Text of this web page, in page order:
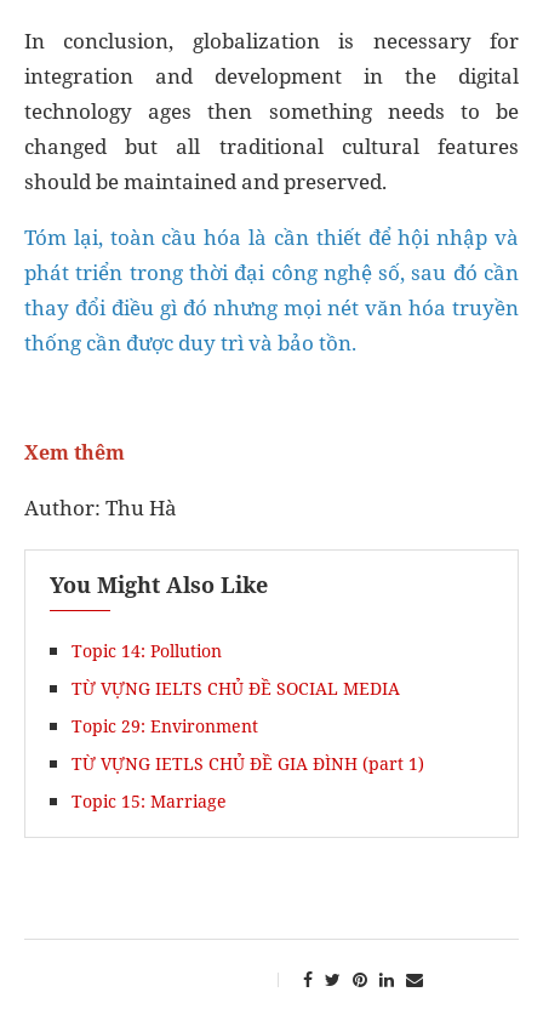
In conclusion, globalization is necessary for
integration and development in the digital
technology ages then something needs to be
changed but all traditional cultural features
should be maintained and preserved.
Tóm lại, toàn cầu hóa là cần thiết để hội nhập và
phát triển trong thời đại công nghệ số, sau đó cần
thay đổi điều gì đó nhưng mọi nét văn hóa truyền
thống cần được duy trì và bảo tồn.
Xem thêm
Author: Thu Hà
You Might Also Like
Topic 14: Pollution
TỪ VỰNG IELTS CHỦ ĐỀ SOCIAL MEDIA
Topic 29: Environment
TỪ VỰNG IETLS CHỦ ĐỀ GIA ĐÌNH (part 1)
Topic 15: Marriage